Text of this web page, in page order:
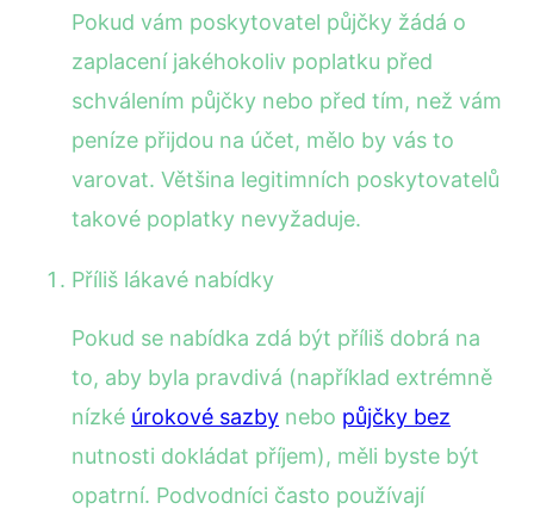
Pokud vám poskytovatel půjčky žádá o
zaplacení jakéhokoliv poplatku před
schválením půjčky nebo před tím, než vám
peníze přijdou na účet, mělo by vás to
varovat. Většina legitimních poskytovatelů
takové poplatky nevyžaduje.
Příliš lákavé nabídky
Pokud se nabídka zdá být příliš dobrá na
to, aby byla pravdivá (například extrémně
nízké úrokové sazby nebo půjčky bez
nutnosti dokládat příjem), měli byste být
opatrní. Podvodníci často používají